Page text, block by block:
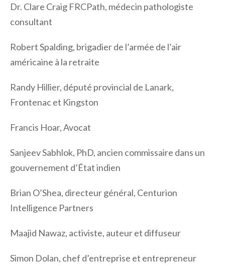
Dr. Clare Craig FRCPath, médecin pathologiste
consultant
Robert Spalding, brigadier de l’armée de l’air
américaine à la retraite
Randy Hillier, député provincial de Lanark,
Frontenac et Kingston
Francis Hoar, Avocat
Sanjeev Sabhlok, PhD, ancien commissaire dans un
gouvernement d’État indien
Brian O’Shea, directeur général, Centurion
Intelligence Partners
Maajid Nawaz, activiste, auteur et diffuseur
Simon Dolan, chef d’entreprise et entrepreneur